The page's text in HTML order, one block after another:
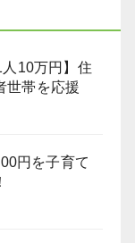
人10万円】住
世帯を応援
円を子育て